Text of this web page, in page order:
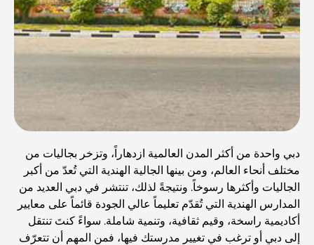
دبي واحدة من أكثر المدن العالمية ازدهاراً، وتزخر بجاليات من
مختلف أنحاء العالم، ومن بينها الجالية الهندية التي تُعدّ من أكبر
الجاليات وأكثرها رسوخاً. ونتيجةً لذلك، تنتشر في دبي العديد من
المدارس الهندية التي تُقدّم تعليماً عالي الجودة قائماً على معايير
أكاديمية راسخة، وقيم ثقافية، وتنمية شاملة. سواءً كنتَ تنتقل
إلى دبي أو ترغب في تغيير مدرستك فيها، فمن المهم أن تتعرّف